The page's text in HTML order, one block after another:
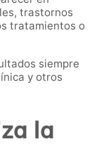
trastornos
tratamientos o
siempre
y otros
la